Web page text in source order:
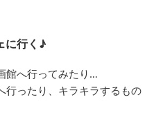
に行く♪
館へ行ってみたり…
行ったり、キラキラするもの